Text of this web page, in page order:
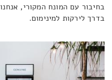
בחיבור עם המונח המקורי,
בדרך לירקות למינימום.